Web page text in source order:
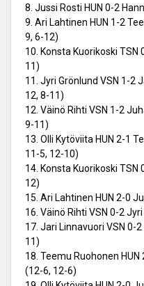
8. Jussi Rosti HUN 0-2
9. Ari Lahtinen HUN 1-2
9, 6-12)
10. Konsta Kuorikoski TSN
11)
11. Jyri Grönlund VSN 1-2
12, 8-11)
12. Väinö Rihti VSN 1-2
9-11)
13. Olli Kytöviita HUN 2-1
11-5, 12-10)
14. Konsta Kuorikoski TSN
12)
15. Ari Lahtinen HUN 2-0
16. Väinö Rihti VSN 0-2
17. Jari Linnavuori VSN 0-
11)
18. Teemu Ruohonen
(12-6, 12-6)